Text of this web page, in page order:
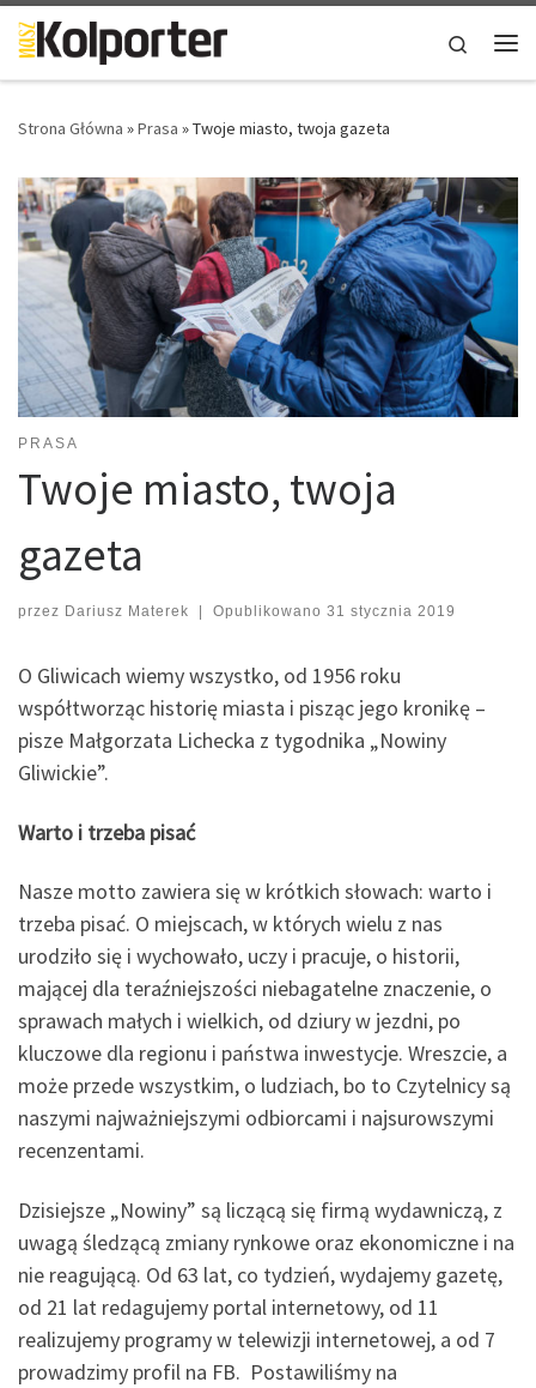
Skip to content
Search
Strona Główna »Prasa »Twoje miasto, twoja gazeta
PRASA
Twoje miasto, twoja
gazeta
przez Dariusz Materek Opublikowano 31 stycznia 2019
O Gliwicach wiemy wszystko, od 1956 roku
współtworząc historię miasta i pisząc jego kronikę –
pisze Małgorzata Lichecka z tygodnika „Nowiny
Gliwickie”.
Warto i trzeba pisać
Nasze motto zawiera się w krótkich słowach: warto i
trzeba pisać. O miejscach, w których wielu z nas
urodziło się i wychowało, uczy i pracuje, o historii,
mającej dla teraźniejszości niebagatelne znaczenie, o
sprawach małych i wielkich, od dziury w jezdni, po
kluczowe dla regionu i państwa inwestycje. Wreszcie, a
może przede wszystkim, o ludziach, bo to Czytelnicy są
naszymi najważniejszymi odbiorcami i najsurowszymi
recenzentami.
Dzisiejsze „Nowiny” są liczącą się firmą wydawniczą, z
uwagą śledzącą zmiany rynkowe oraz ekonomiczne i na
nie reagującą. Od 63 lat, co tydzień, wydajemy gazetę,
od 21 lat redagujemy portal internetowy, od 11
realizujemy programy w telewizji internetowej, a od 7
prowadzimy profil na FB. Postawiliśmy na